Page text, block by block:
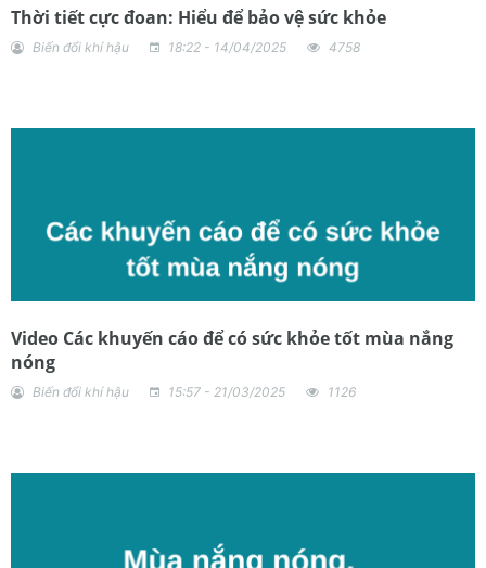
Thời tiết cực đoan: Hiểu để bảo vệ sức khỏe
Biến đổi khí hậu 18:22 - 14/04/2025 4758
Video Các khuyến cáo để có sức khỏe tốt mùa nắng
nóng
Biến đổi khí hậu 15:57 - 21/03/2025 1126